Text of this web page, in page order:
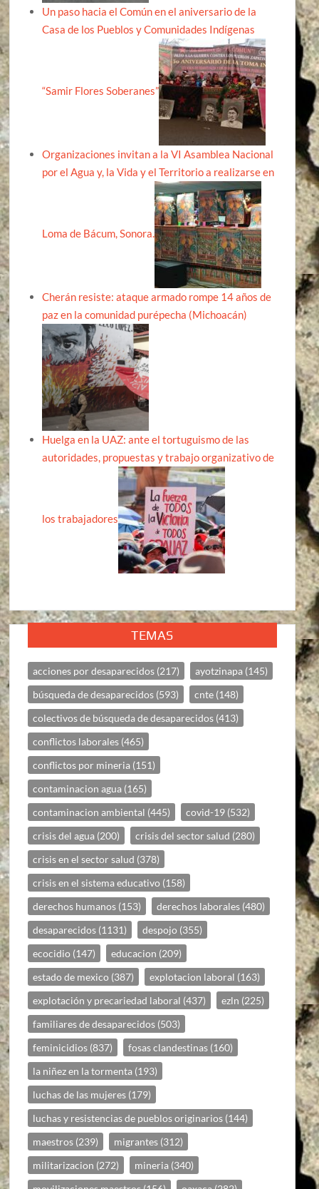
Un paso hacia el Común en el aniversario de la
Casa de los Pueblos y Comunidades Indígenas
“Samir Flores Soberanes”
Organizaciones invitan a la VI Asamblea Nacional
por el Agua y, la Vida y el Territorio a realizarse en
Loma de Bácum, Sonora.
Cherán resiste: ataque armado rompe 14 años de
paz en la comunidad purépecha (Michoacán)
Huelga en la UAZ: ante el tortuguismo de las
autoridades, propuestas y trabajo organizativo de
los trabajadores
TEMAS
acciones por desaparecidos (217) ayotzinapa (145)
búsqueda de desaparecidos (593) cnte (148)
colectivos de búsqueda de desaparecidos (413)
conflictos laborales (465)
conflictos por mineria (151)
contaminacion agua (165)
contaminacion ambiental (445) covid-19 (532)
crisis del agua (200) crisis del sector salud (280)
crisis en el sector salud (378)
crisis en el sistema educativo (158)
derechos humanos (153) derechos laborales (480)
desaparecidos (1131) despojo (355)
ecocidio (147) educacion (209)
estado de mexico (387) explotacion laboral (163)
explotación y precariedad laboral (437) ezln (225)
familiares de desaparecidos (503)
feminicidios (837) fosas clandestinas (160)
la niñez en la tormenta (193)
luchas de las mujeres (179)
luchas y resistencias de pueblos originarios (144)
maestros (239) migrantes (312)
militarizacion (272) mineria (340)